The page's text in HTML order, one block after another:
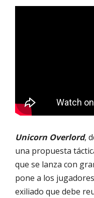
Unicorn Overlord,
una propuesta
que se lanza con
pone a los
exiliado que debe